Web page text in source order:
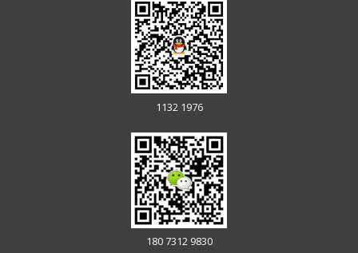
1132 1976
180 7312 9830